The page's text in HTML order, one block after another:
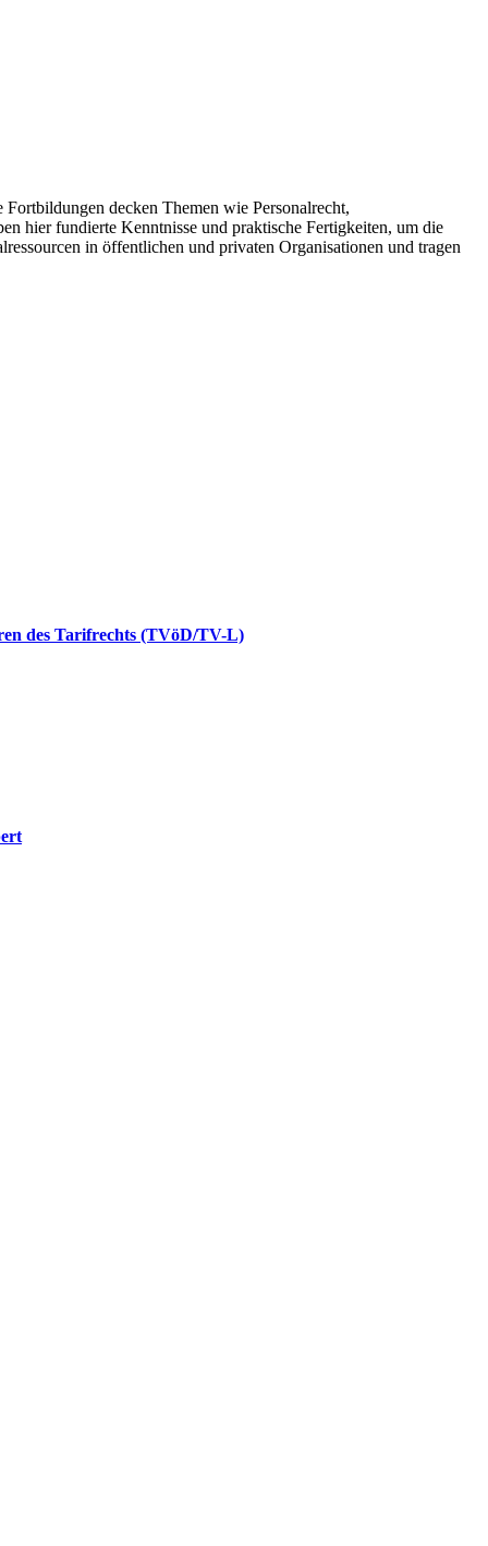
decken Themen wie Personalrecht,
hier fundierte Kenntnisse und praktische Fertigkeiten, um die
in öffentlichen und privaten Organisationen und tragen
des Tarifrechts (TVöD/TV-L)